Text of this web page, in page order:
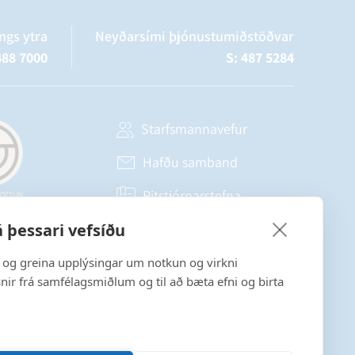
vefsíðu
greina upplýsingar um notkun og virkni
frá samfélagsmiðlum og til að bæta efni og birta
ytra
7000
Neyðarsími þjónustumiðstöðvar
S: 487 5284
Starfsmannavefur
Hafðu samband
Ritstjórnarstefna
Fylgstu með á Facebook